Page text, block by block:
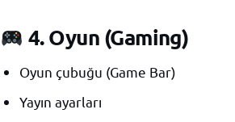
4.Oyun (Gaming)
Oyun çubuğu (Game Bar)
Yayın ayarları